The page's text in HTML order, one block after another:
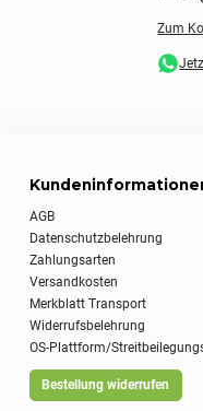
Zum
AGB
Datenschutzbelehrung
Zahlungsarten
Versandkosten
Merkblatt Transport
Widerrufsbelehrung
OS-Plattform/
Bestellung widerrufen